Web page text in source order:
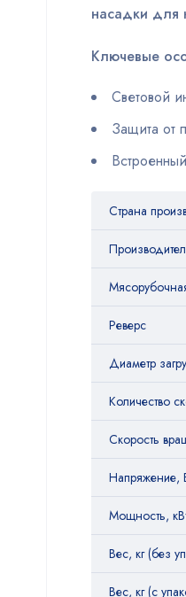
насадки для
Ключевые
Световой
Защита от
Страна
Реверс
Диаметр
Количество
Скорость
Напряжение,
Мощность,
Вес, кг (без
Вес, кг (с